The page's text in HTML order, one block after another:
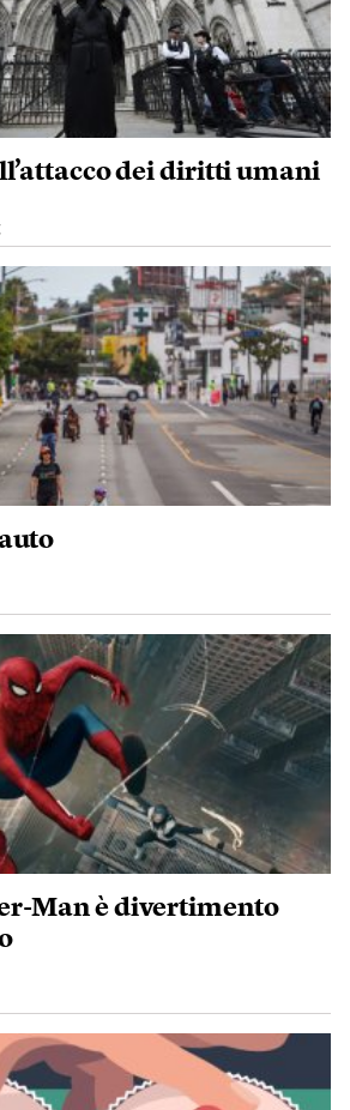
dei diritti umani
Man è divertimento